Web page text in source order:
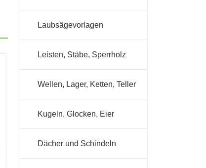
Laubsägevorlagen
Leisten, Stäbe, Sperrholz
Wellen, Lager, Ketten, Teller
Kugeln, Glocken, Eier
Dächer und Schindeln